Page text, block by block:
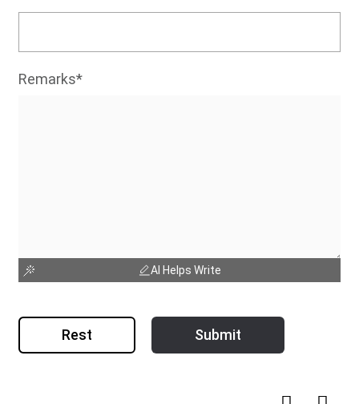
Remarks*
AI Helps Write
Rest Submit